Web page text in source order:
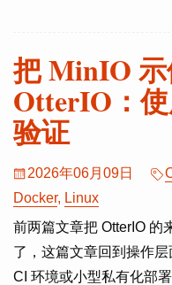
把 MinIO
OtterIO：
验证
2026年06月09日
Docker, Linux
前两篇文章把 OtterIO 的
了，这篇文章回到操作层
CI 环境或小型私有化部